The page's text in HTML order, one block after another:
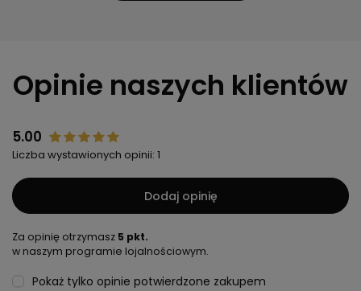
Opinie naszych klientów
5.00
Liczba wystawionych opinii: 1
Dodaj opinię
Za opinię otrzymasz 5 pkt.
w naszym programie lojalnościowym.
Pokaż tylko opinie potwierdzone zakupem